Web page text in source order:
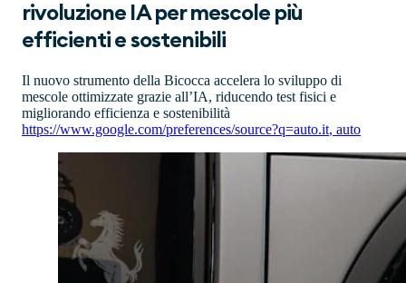
rivoluzione IA per mescole più
efficienti e sostenibili
Il nuovo strumento della Bicocca accelera lo sviluppo di
mescole ottimizzate grazie all’IA, riducendo test fisici e
migliorando efficienza e sostenibilità
https://www.google.com/preferences/source?q=auto.it, auto